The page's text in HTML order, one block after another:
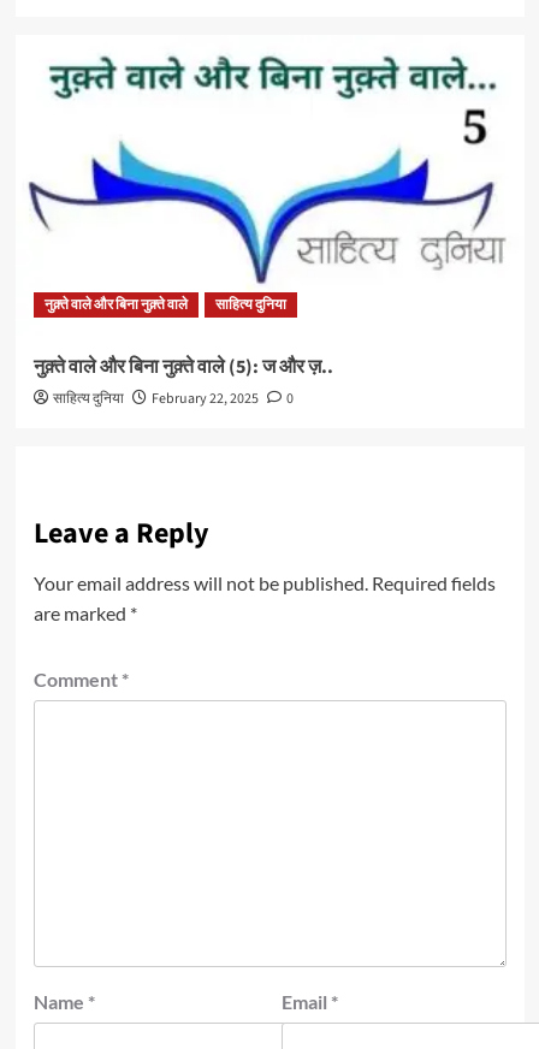
नुक़्ते वाले और बिना नुक़्ते वाले साहित्य दुनिया
नुक़्ते वाले और बिना नुक़्ते वाले (5): ज और ज़..
साहित्य दुनिया February 22, 2025 0
Leave a Reply
Your email address will not be published. Required fields
are marked *
Comment *
Name * Email *